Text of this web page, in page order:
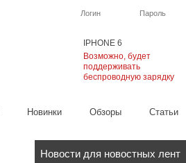
IPHONE 6
Возможно, будет
поддерживать
беспроводную зарядку
Логин Пароль
Новинки Обзоры Cтатьи
Новости для новостных лент